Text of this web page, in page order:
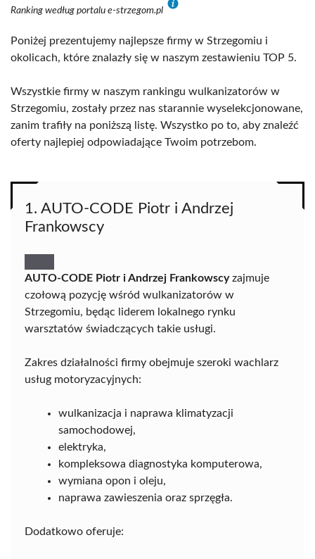
Ranking według portalu e-strzegom.pl
Poniżej prezentujemy najlepsze firmy w Strzegomiu i
okolicach, które znalazły się w naszym zestawieniu TOP 5.
Wszystkie firmy w naszym rankingu wulkanizatorów w
Strzegomiu, zostały przez nas starannie wyselekcjonowane,
zanim trafiły na poniższą listę. Wszystko po to, aby znaleźć
oferty najlepiej odpowiadające Twoim potrzebom.
1. AUTO-CODE Piotr i Andrzej
Frankowscy
AUTO-CODE Piotr i Andrzej Frankowscyzajmuje
czołową pozycję wśród wulkanizatorów w
Strzegomiu, będąc liderem lokalnego rynku
warsztatów świadczących takie usługi.
Zakres działalności firmy obejmuje szeroki wachlarz
usług motoryzacyjnych:
wulkanizacja i naprawa klimatyzacji
samochodowej,
elektryka,
kompleksowa diagnostyka komputerowa,
wymiana opon i oleju,
naprawa zawieszenia oraz sprzęgła.
Dodatkowo oferuje: